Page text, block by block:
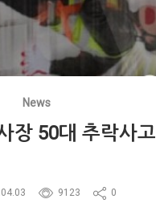
News
장 50대 추락사고
9123 0